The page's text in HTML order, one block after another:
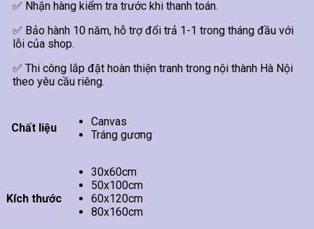
✅ Nhận hàng kiểm tra trước khi thanh toán.
✅ Bảo hành 10 năm, hỗ trợ đổi trả 1-1 trong tháng đầu với
lỗi của shop.
✅ Thi công lắp đặt hoàn thiện tranh trong nội thành Hà Nội
theo yêu cầu riêng.
Chất liệu
Canvas
Tráng gương
Kích thước
30x60cm
50x100cm
60x120cm
80x160cm